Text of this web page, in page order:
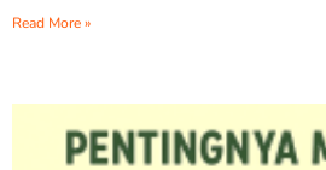
Read More »